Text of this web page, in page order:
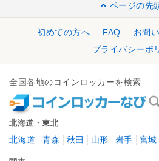
ページの先
初めての方へ FAQ お問
プライバシーポ
全国各地のコインロッカーを検索
北海道・東北
北海道 青森 秋田 山形 岩手 宮城